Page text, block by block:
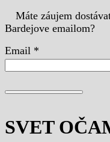
Máte záujem
Bardejove emailom?
Email *
SVET